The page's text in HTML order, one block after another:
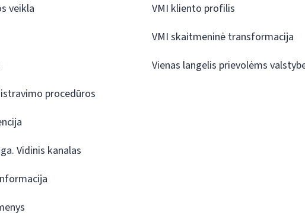
veikla
procedūros
Vidinis kanalas
VMI kliento profilis
VMI skaitmeninė transformacija
Vienas langelis prievolėms